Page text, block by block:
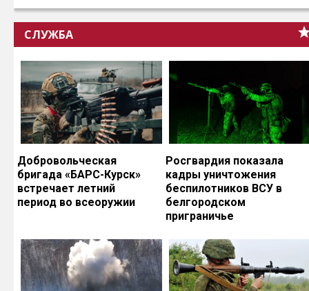
СЛУЖБА
Добровольческая
бригада «БАРС-Курск»
встречает летний
период во всеоружии
Росгвардия показала
кадры уничтожения
беспилотников ВСУ в
белгородском
приграничье